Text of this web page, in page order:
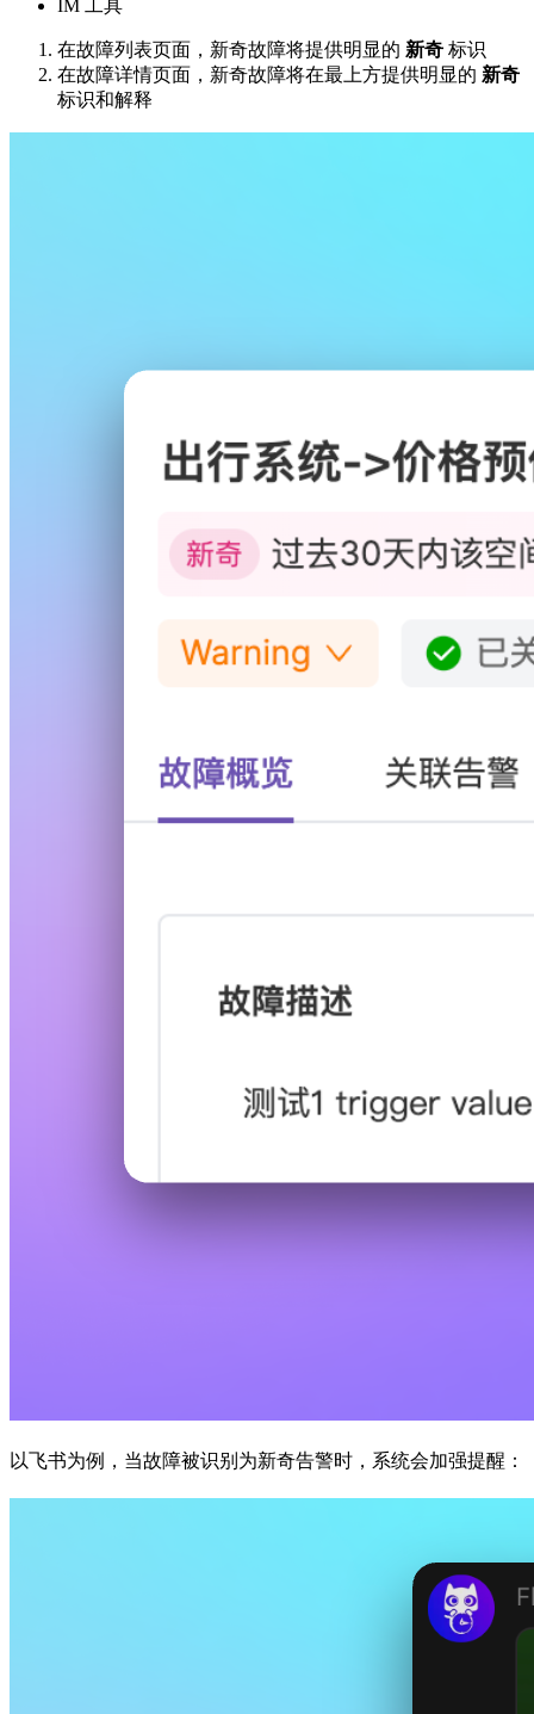
IM 工具
在故障列表页面，新奇故障将提供明显的 新奇 标识
在故障详情页面，新奇故障将在最上方提供明显的 新奇
标识和解释
以飞书为例，当故障被识别为新奇告警时，系统会加强提醒：